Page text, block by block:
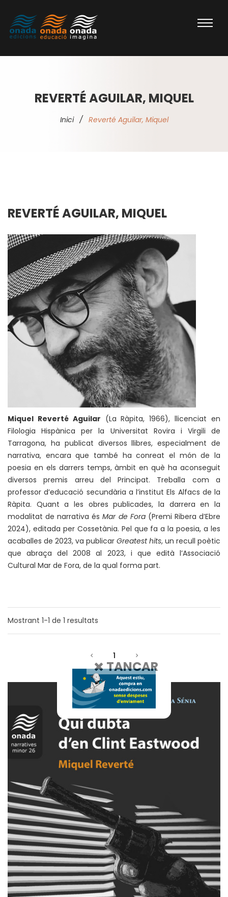
REVERTÉ AGUILAR, MIQUEL
Inici / Reverté Aguilar, Miquel
REVERTÉ AGUILAR, MIQUEL
Miquel Reverté Aguilar (La Ràpita, 1966), llicenciat en
Filologia Hispànica per la Universitat Rovira i Virgili de
Tarragona, ha publicat diversos llibres, especialment de
narrativa, encara que també ha conreat el món de la
poesia en els darrers temps, àmbit en què ha aconseguit
diversos premis arreu del Principat. Treballa com a
professor d’educació secundària a l’institut Els Alfacs de la
Ràpita. Quant a les obres publicades, la darrera en la
modalitat de narrativa ésMar de Fora(Premi Ribera d’Ebre
2024), editada per Cossetània. Pel que fa a la poesia, a les
acaballes de 2023, va publicar Greatest hits, un recull poètic
que abraça del 2008 al 2023, i que edità l’Associació
Cultural Mar de Fora, de la qual forma part.
Mostrant 1-1 de 1 resultats
1
TANCAR